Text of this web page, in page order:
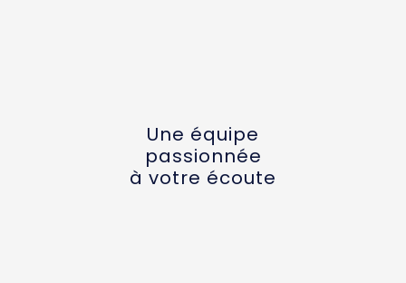
Une équipe
passionnée
à votre écoute